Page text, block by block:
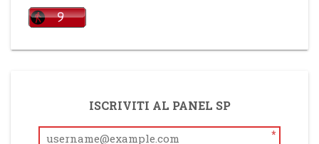
ISCRIVITI AL PANEL SP
*